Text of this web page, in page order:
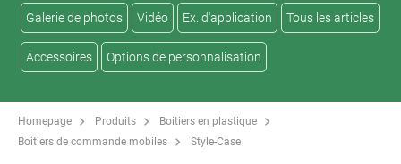
Galerie de photos Vidéo Ex. d'application Tous les articles
Accessoires Options de personnalisation
Homepage Produits
Boitiers en plastique
Boitiers de commande mobiles
Style-Case